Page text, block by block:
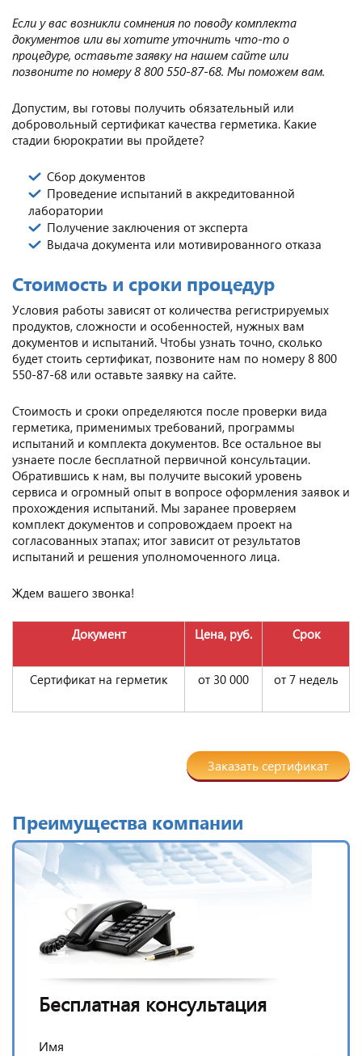
Если у вас возникли сомнения по поводу комплекта
документов или вы хотите уточнить что-то о
процедуре, оставьте заявку на нашем сайте или
позвоните по номеру 8 800 550-87-68. Мы поможем вам.
Допустим, вы готовы получить обязательный или
добровольный сертификат качества герметика. Какие
стадии бюрократии вы пройдете?
Сбор документов
Проведение испытаний в аккредитованной
лаборатории
Получение заключения от эксперта
Выдача документа или мотивированного отказа
Стоимость и сроки процедур
Условия работы зависят от количества регистрируемых
продуктов, сложности и особенностей, нужных вам
документов и испытаний. Чтобы узнать точно, сколько
будет стоить сертификат, позвоните нам по номеру 8 800
550-87-68 или оставьте заявку на сайте.
Стоимость и сроки определяются после проверки вида
герметика, применимых требований, программы
испытаний и комплекта документов. Все остальное вы
узнаете после бесплатной первичной консультации.
Обратившись к нам, вы получите высокий уровень
сервиса и огромный опыт в вопросе оформления заявок и
прохождения испытаний. Мы заранее проверяем
комплект документов и сопровождаем проект на
согласованных этапах; итог зависит от результатов
испытаний и решения уполномоченного лица.
Ждем вашего звонка!
Документ Цена, руб. Срок
Сертификат на герметик от 30 000 от 7 недель
Заказать сертификат
Преимущества компании
Бесплатная консультация
Имя